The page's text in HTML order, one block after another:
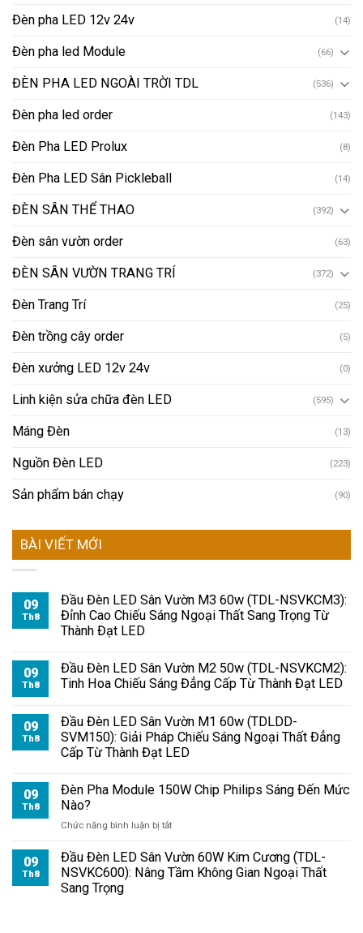
Đèn pha LED 12v 24v (14)
Đèn pha led Module (66)
ĐÈN PHA LED NGOÀI TRỜI TDL (536)
Đèn pha led order (143)
Đèn Pha LED Prolux (8)
Đèn Pha LED Sân Pickleball (14)
ĐÈN SÂN THỂ THAO (392)
Đèn sân vườn order (63)
ĐÈN SÂN VƯỜN TRANG TRÍ (372)
Đèn Trang Trí (25)
Đèn trồng cây order (5)
Đèn xưởng LED 12v 24v (0)
Linh kiện sửa chữa đèn LED (595)
Máng Đèn (13)
Nguồn Đèn LED (223)
Sản phẩm bán chạy (90)
BÀI VIẾT MỚI
09
Th8
Đầu Đèn LED Sân Vườn M3 60w (TDL-NSVKCM3):
Đỉnh Cao Chiếu Sáng Ngoại Thất Sang Trọng Từ
Thành Đạt LED
09
Th8
Đầu Đèn LED Sân Vườn M2 50w (TDL-NSVKCM2):
Tinh Hoa Chiếu Sáng Đẳng Cấp Từ Thành Đạt LED
09
Th8
Đầu Đèn LED Sân Vườn M1 60w (TDLDD-
SVM150): Giải Pháp Chiếu Sáng Ngoại Thất Đẳng
Cấp Từ Thành Đạt LED
09
Th8
Đèn Pha Module 150W Chip Philips Sáng Đến Mức
Nào?
Chức năng bình luận bị tắtở
Pha
Module
09
Th8
Đầu Đèn LED Sân Vườn 60W Kim Cương (TDL-
NSVKC600): Nâng Tầm Không Gian Ngoại Thất
Sang Trọng